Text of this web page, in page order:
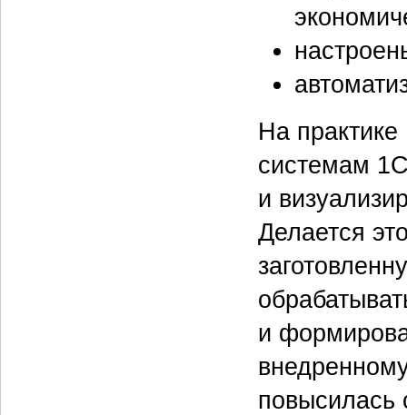
На
системам
и
Делается
и
повысилась